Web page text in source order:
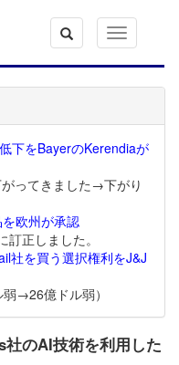
Toggle
navigation
下をBayerのKerendiaが
ってきました→下がり
欧州が承認
正しました。
社を買う選択権利をJ&J
→26億ドル弱）
のAI技術を利用した